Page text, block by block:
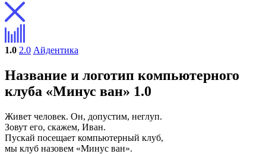
1.0 2.0 Айдентика
Название и логотип компьютерного
клуба «Минус ван» 1.0
Живет человек. Он, допустим, неглуп.
Зовут его, скажем, Иван.
Пускай посещает компьютерный клуб,
мы клуб назовем «Минус ван».